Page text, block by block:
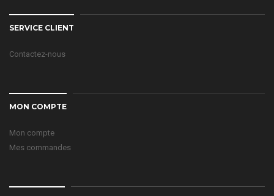
SERVICE CLIENT
Contactez-nous
MON COMPTE
Mon compte
Mes commandes